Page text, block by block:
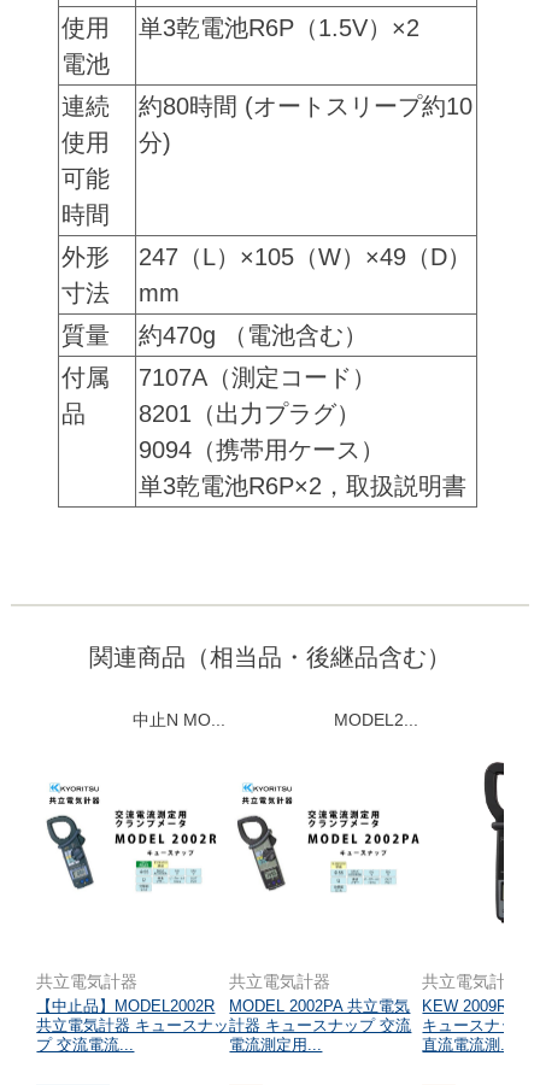
使用
電池
単3乾電池R6P（1.5V）×2
連続
使用
可能
時間
約80時間 (オートスリープ約10
分)
外形
寸法
247（L）×105（W）×49（D）
mm
質量
約470g （電池含む）
付属
品
7107A（測定コード）
8201（出力プラグ）
9094（携帯用ケース）
単3乾電池R6P×2，取扱説明書
関連商品（相当品・後継品含む）
中止N MO...
共立電気計器
【中止品】MODEL2002R
共立電気計器 キュースナッ
プ 交流電流...
MODEL2...
共立電気計器
MODEL 2002PA 共立電気
計器 キュースナップ 交流
電流測定用...
共立電気計器
KEW 2009R 共
キュースナップ
直流電流測...